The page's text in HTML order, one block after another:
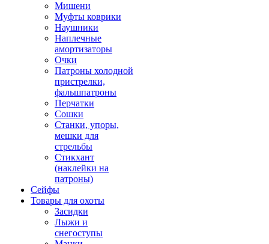
Мишени
Муфты коврики
Наушники
Наплечные
амортизаторы
Очки
Патроны холодной
пристрелки,
фальшпатроны
Перчатки
Сошки
Станки, упоры,
мешки для
стрельбы
Стикхант
(наклейки на
патроны)
Сейфы
Товары для охоты
Засидки
Лыжи и
снегоступы